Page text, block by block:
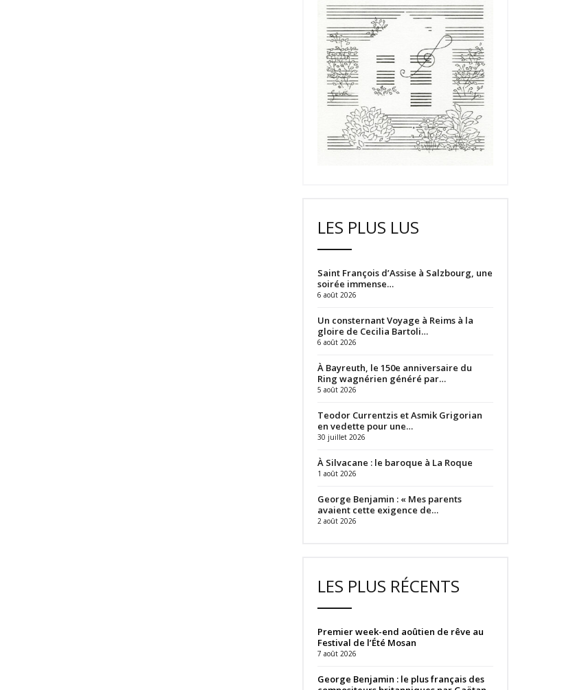
LES PLUS LUS
Saint François d’Assise à Salzbourg, une
soirée immense…
6 août 2026
Un consternant Voyage à Reims à la
gloire de Cecilia Bartoli…
6 août 2026
À Bayreuth, le 150e anniversaire du
Ring wagnérien généré par…
5 août 2026
Teodor Currentzis et Asmik Grigorian
en vedette pour une…
30 juillet 2026
À Silvacane : le baroque à La Roque
1 août 2026
George Benjamin : « Mes parents
avaient cette exigence de…
2 août 2026
LES PLUS RÉCENTS
Premier week-end aoûtien de rêve au
Festival de l’Été Mosan
7 août 2026
George Benjamin : le plus français des